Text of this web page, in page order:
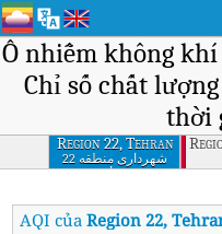
Ô nhiễm không
Chỉ số chất
thời
Region 22, Tehran
شهرداری منطقه 22
تهران
AQI củaRegion 22,